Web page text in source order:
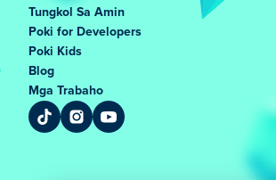
Tungkol Sa Amin
Poki for Developers
Poki Kids
Blog
Mga Trabaho